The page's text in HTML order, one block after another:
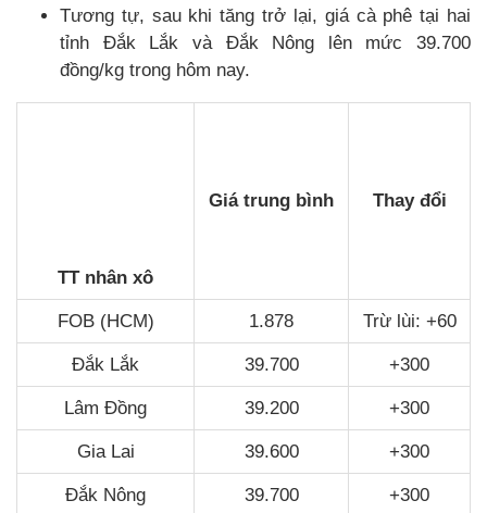
Tương tự, sau khi tăng trở lại, giá cà phê tại hai
tỉnh Đắk Lắk và Đắk Nông lên mức 39.700
đồng/kg trong hôm nay.
TT nhân xô
Giá trung bình Thay đổi
FOB (HCM) 1.878 Trừ lùi: +60
Đắk Lắk 39.700 +300
Lâm Đồng 39.200 +300
Gia Lai 39.600 +300
Đắk Nông 39.700 +300